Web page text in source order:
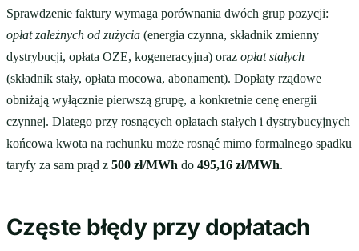
Sprawdzenie faktury wymaga porównania dwóch grup pozycji:
opłat zależnych od zużycia (energia czynna, składnik zmienny
dystrybucji, opłata OZE, kogeneracyjna) oraz opłat stałych
(składnik stały, opłata mocowa, abonament). Dopłaty rządowe
obniżają wyłącznie pierwszą grupę, a konkretnie cenę energii
czynnej. Dlatego przy rosnących opłatach stałych i dystrybucyjnych
końcowa kwota na rachunku może rosnąć mimo formalnego spadku
taryfy za sam prąd z 500 zł/MWh do 495,16 zł/MWh.
Częste błędy przy dopłatach